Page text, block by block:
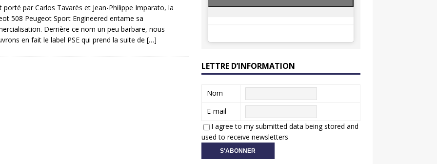
porté par Carlos Tavarès et Jean-Philippe Imparato, la
508 Peugeot Sport Engineered entame sa
Derrière ce nom un peu barbare, nous
en fait le label PSE qui prend la suite de […]
LETTRE D’INFORMATION
Nom
E-mail
I agree to my submitted data being stored and
used to receive newsletters